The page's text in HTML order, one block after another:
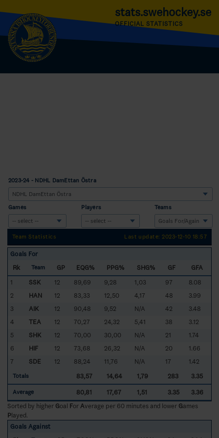
stats.swehockey.se
OFFICIAL STATISTICS
2023-24 - NDHL DamEttan Östra
Games Players Teams
Team Statistics Last update: 2023-12-10 18:57
Goals For
Rk
Team GP EQG% PPG% SHG% GF
GFA
1
SSK 12 89,69 9,28 1,03 97
8.08
2
HAN 12 83,33 12,50 4,17 48
3.99
3
AIK 12 90,48 9,52 N/A 42
3.48
4
TEA 12 70,27 24,32 5,41 38
3.12
5
SHK 12 70,00 30,00 N/A 21
1.74
6
HIF 12 73,68 26,32 N/A 20
1.66
7
SDE 12 88,24 11,76 N/A 17 1.42
Totals 83,57 14,64 1,79 283 3.35
Average 80,81 17,67 1,51 3.35
3.36
Sorted by higher Goal For Average per 60 minutes and lower Games
Played.
Goals Against